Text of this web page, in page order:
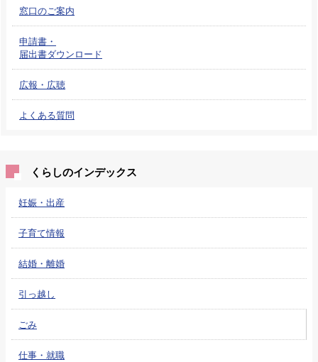
窓口のご案内
申請書・
届出書ダウンロード
広報・広聴
よくある質問
くらしのインデックス
妊娠・出産
子育て情報
結婚・離婚
引っ越し
ごみ
仕事・就職